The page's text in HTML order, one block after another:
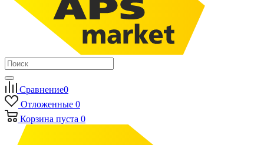
Сравнение0
Отложенные 0
Корзина пуста 0